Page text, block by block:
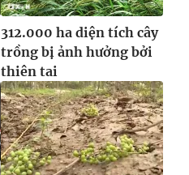
312.000 ha diện tích cây
trồng bị ảnh hưởng bởi
thiên tai